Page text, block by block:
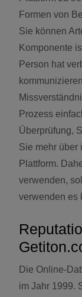
Formen von
Sie können
Komponente
Person hat
Prozess
Überprüfung,
Sie mehr über
Plattform.
verwenden,
verwenden es
Die Online-
im Jahr 1999.